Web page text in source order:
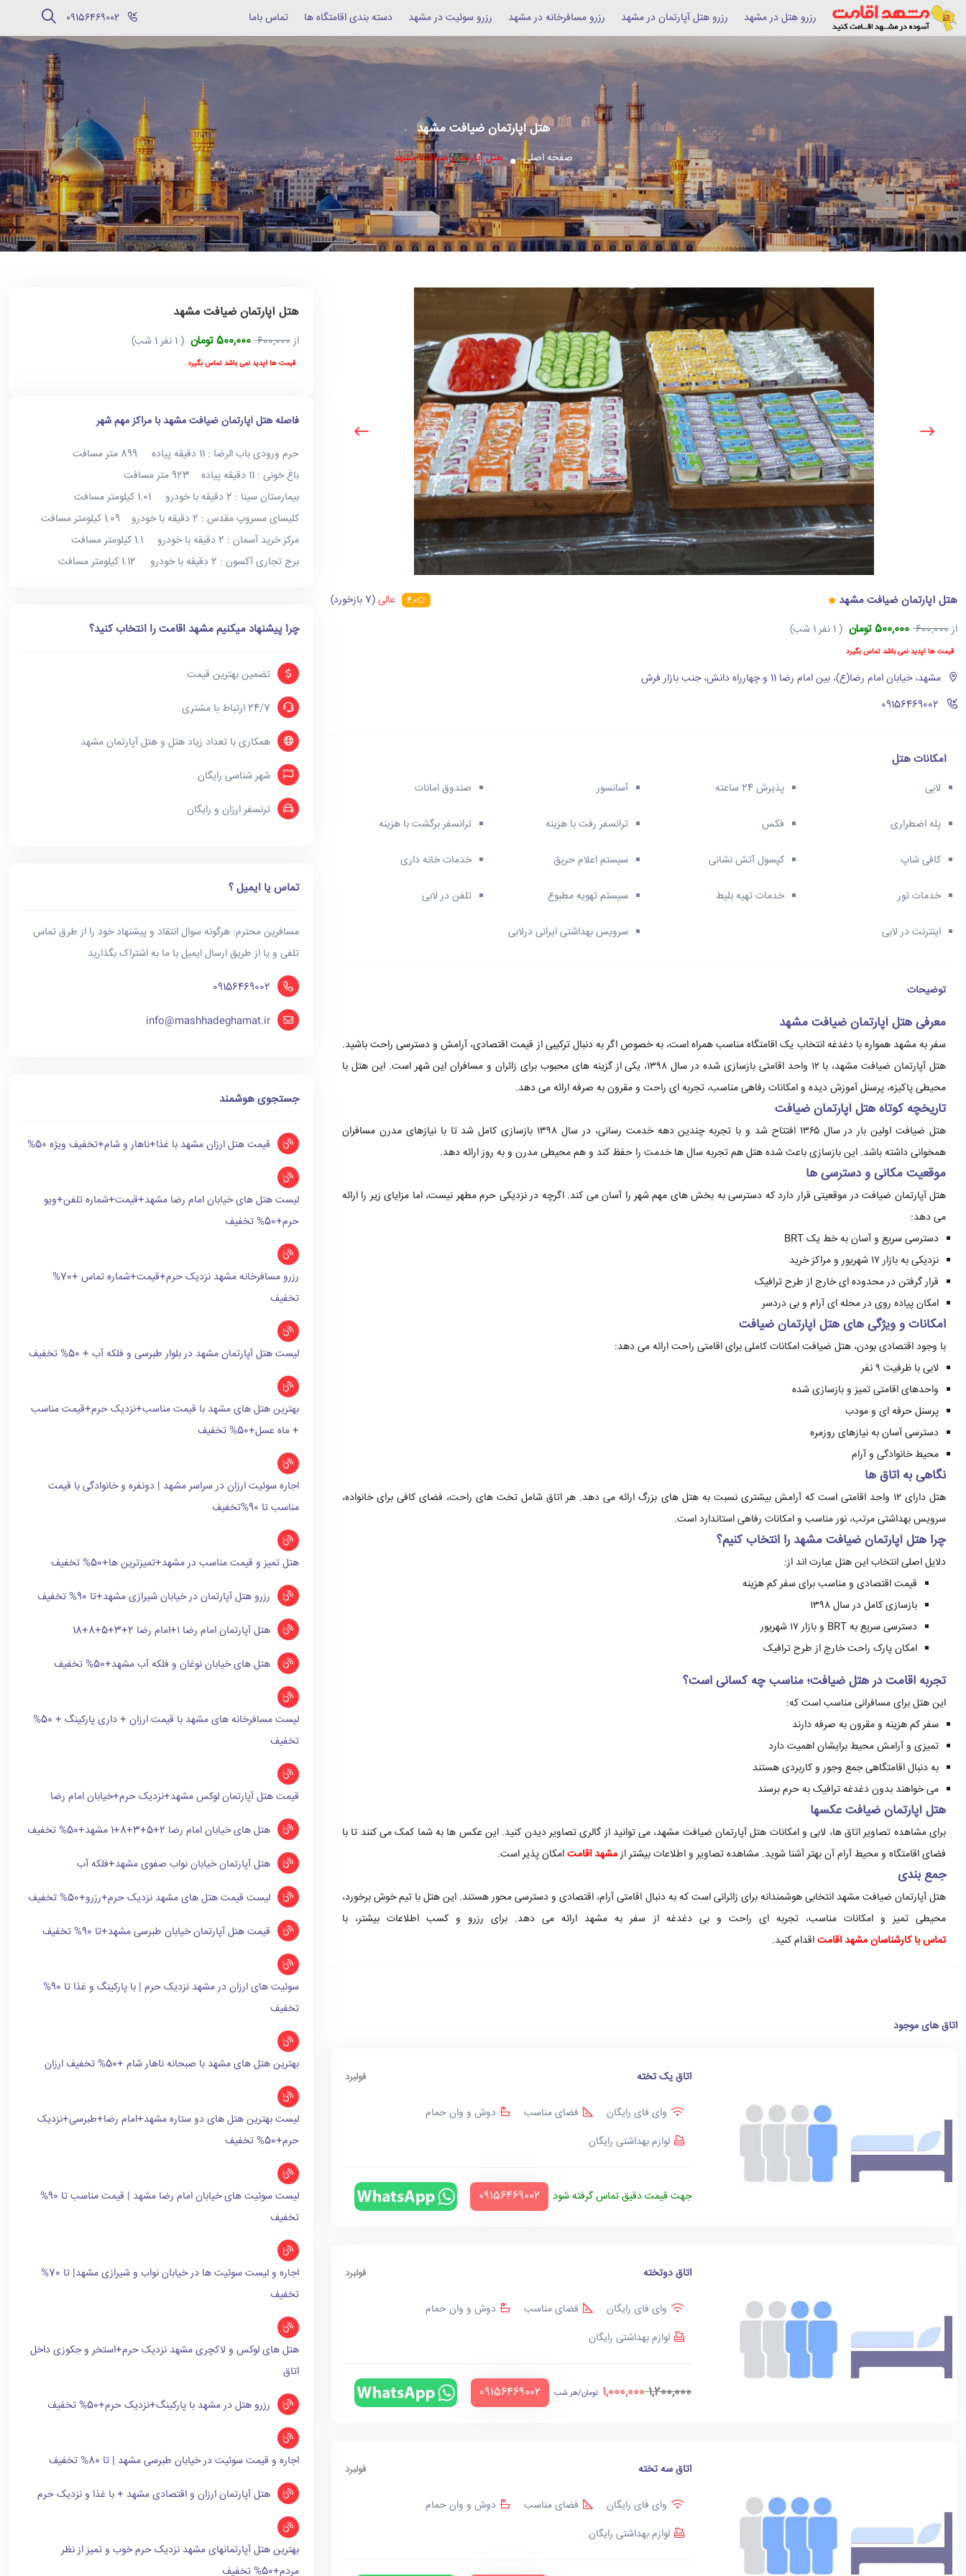
رزرو هتل در مشهد رزرو هتل آپارتمان در مشهد رزرو مسافرخانه در مشهد رزرو سوئیت در مشهد دسته بندی اقامتگاه ها تماس باما
هتل آپارتمان ضیافت مشهد
صفحه اصلی هتل آپارتمان ضیافت مشهد
هتل آپارتمان ضیافت مشهد
از600,000 500,000 تومان ( 1 نفر 1 شب)
قیمت ها آپدید نمی باشد تماس بگیرد
مشهد، خیابان امام رضا(ع)، بین امام رضا 11 و چهارراه دانش، جنب بازار فرش
‪09156469002‬
4.0 عالی(7 بازخورد)
امکانات هتل
لابی پذیرش 24 ساعته آسانسور صندوق امانات
پله اضطراری فکس ترانسفر رفت با هزینه ترانسفر برگشت با هزینه
کافی شاپ کپسول آتش نشانی سیستم اعلام حریق خدمات خانه داری
خدمات تور خدمات تهیه بلیط سیستم تهویه مطبوع تلفن در لابی
اینترنت در لابی سرویس بهداشتی ایرانی درلابی
توضیحات
معرفی هتل آپارتمان ضیافت مشهد
سفر به مشهد همواره با دغدغه انتخاب یک اقامتگاه مناسب همراه است، به خصوص اگر به دنبال ترکیبی از قیمت اقتصادی، آرامش و دسترسی راحت باشید.
هتل آپارتمان ضیافت مشهد، با ۱۲ واحد اقامتی بازسازی شده در سال ۱۳۹۸، یکی از گزینه های محبوب برای زائران و مسافران این شهر است. این هتل با
محیطی پاکیزه، پرسنل آموزش دیده و امکانات رفاهی مناسب، تجربه ای راحت و مقرون به صرفه ارائه می دهد.
تاریخچه کوتاه هتل آپارتمان ضیافت
هتل ضیافت اولین بار در سال ۱۳۶۵ افتتاح شد و با تجربه چندین دهه خدمت رسانی، در سال ۱۳۹۸ بازسازی کامل شد تا با نیازهای مدرن مسافران
همخوانی داشته باشد. این بازسازی باعث شده هتل هم تجربه سال ها خدمت را حفظ کند و هم محیطی مدرن و به روز ارائه دهد.
موقعیت مکانی و دسترسی ها
هتل آپارتمان ضیافت در موقعیتی قرار دارد که دسترسی به بخش های مهم شهر را آسان می کند. اگرچه در نزدیکی حرم مطهر نیست، اما مزایای زیر را ارائه
می دهد:
دسترسی سریع و آسان به خط یک BRT
نزدیکی به بازار ۱۷ شهریور و مراکز خرید
قرار گرفتن در محدوده ای خارج از طرح ترافیک
امکان پیاده روی در محله ای آرام و بی دردسر
امکانات و ویژگی های هتل آپارتمان ضیافت
با وجود اقتصادی بودن، هتل ضیافت امکانات کاملی برای اقامتی راحت ارائه می دهد:
لابی با ظرفیت ۹ نفر
واحدهای اقامتی تمیز و بازسازی شده
پرسنل حرفه ای و مودب
دسترسی آسان به نیازهای روزمره
محیط خانوادگی و آرام
نگاهی به اتاق ها
هتل دارای ۱۲ واحد اقامتی است که آرامش بیشتری نسبت به هتل های بزرگ ارائه می دهد. هر اتاق شامل تخت های راحت، فضای کافی برای خانواده،
سرویس بهداشتی مرتب، نور مناسب و امکانات رفاهی استاندارد است.
چرا هتل آپارتمان ضیافت مشهد را انتخاب کنیم؟
دلایل اصلی انتخاب این هتل عبارت اند از:
قیمت اقتصادی و مناسب برای سفر کم هزینه
بازسازی کامل در سال ۱۳۹۸
دسترسی سریع به BRT و بازار ۱۷ شهریور
امکان پارک راحت خارج از طرح ترافیک
تجربه اقامت در هتل ضیافت؛ مناسب چه کسانی است؟
این هتل برای مسافرانی مناسب است که:
سفر کم هزینه و مقرون به صرفه دارند
تمیزی و آرامش محیط برایشان اهمیت دارد
به دنبال اقامتگاهی جمع وجور و کاربردی هستند
می خواهند بدون دغدغه ترافیک به حرم برسند
هتل آپارتمان ضیافت عکسها
برای مشاهده تصاویر اتاق ها، لابی و امکانات هتل آپارتمان ضیافت مشهد، می توانید از گالری تصاویر دیدن کنید. این عکس ها به شما کمک می کنند تا با
فضای اقامتگاه و محیط آرام آن بهتر آشنا شوید. مشاهده تصاویر و اطلاعات بیشتر ازمشهد اقامتامکان پذیر است.
جمع بندی
هتل آپارتمان ضیافت مشهد انتخابی هوشمندانه برای زائرانی است که به دنبال اقامتی آرام، اقتصادی و دسترسی محور هستند. این هتل با تیم خوش برخورد،
محیطی تمیز و امکانات مناسب، تجربه ای راحت و بی دغدغه از سفر به مشهد ارائه می دهد. برای رزرو و کسب اطلاعات بیشتر، با
تماس با کارشناسان مشهد اقامتاقدام کنید.
اتاق های موجود
اتاق یک تخته فولبرد
وای فای رایگان فضای مناسب
دوش و وان حمام
لوازم بهداشتی رایگان
جهت قیمت دقیق تماس گرفته شود ‪09156469002‬
اتاق دوتخته فولبرد
وای فای رایگان فضای مناسب
دوش و وان حمام
لوازم بهداشتی رایگان
1,200,000
1,000,000 تومان/هر شب ‪09156469002‬
اتاق سه تخته فولبرد
وای فای رایگان فضای مناسب
دوش و وان حمام
لوازم بهداشتی رایگان
هتل آپارتمان ضیافت مشهد
از600,000 500,000 تومان ( 1 نفر 1 شب)
قیمت ها آپدید نمی باشد تماس بگیرد
فاصله هتل آپارتمان ضیافت مشهد با مراکز مهم شهر
حرم ورودی باب الرضا : 11 دقیقه پیاده 899 متر مسافت
باغ خونی : 11 دقیقه پیاده 923 متر مسافت
بیمارستان سینا : 2 دقیقه با خودرو 1.01 کیلومتر مسافت
کلیسای مسروپ مقدس : 2 دقیقه با خودرو 1.09 کیلومتر مسافت
مرکز خرید آسمان : 2 دقیقه با خودرو 1.1 کیلومتر مسافت
برج تجاری آکسون : 2 دقیقه با خودرو 1.12 کیلومتر مسافت
چرا پیشنهاد میکنیم مشهد اقامت را انتخاب کنید؟
تضمین بهترین قیمت
24/7 ارتباط با مشتری
همکاری با تعداد زیاد هتل و هتل آپارتمان مشهد
شهر شناسی رایگان
ترنسفر ارزان و رایگان
تماس یا ایمیل ؟
مسافرین محترم: هرگونه سوال انتقاد و پیشنهاد خود را از طرق تماس
تلفی و یا از طریق ارسال ایمیل با ما به اشتراک بگذارید
09156469002
info@mashhadeghamat.ir
جستجوی هوشمند
قیمت هتل ارزان مشهد با غذا+ناهار و شام+تخفیف ویژه 50%
لیست هتل های خیابان امام رضا مشهد+قیمت+شماره تلفن+ویو
حرم+50% تخفیف
رزرو مسافرخانه مشهد نزدیک حرم+قیمت+شماره تماس +70%
تخفیف
لیست هتل آپارتمان مشهد در بلوار طبرسی و فلکه آب + 50% تخفیف
بهترین هتل های مشهد با قیمت مناسب+نزدیک حرم+قیمت مناسب
+ ماه عسل+50% تخفیف
اجاره سوئیت ارزان در سراسر مشهد | دونفره و خانوادگی با قیمت
مناسب تا 90%تخفیف
هتل تمیز و قیمت مناسب در مشهد+تمیزترین ها+50% تخفیف
رزرو هتل آپارتمان در خیابان شیرازی مشهد+تا 90% تخفیف
هتل آپارتمان امام رضا ۱+امام رضا 2+3+5+8+18
هتل های خیابان نوغان و فلکه آب مشهد+50% تخفیف
لیست مسافرخانه های مشهد با قیمت ارزان + داری پارکینگ + 50%
تخفیف
قیمت هتل آپارتمان لوکس مشهد+نزدیک حرم+خیابان امام رضا
هتل های خیابان امام رضا 2+5+3+8+1 مشهد+50% تخفیف
هتل آپارتمان خیابان نواب صفوی مشهد+فلکه آب
لیست قیمت هتل های مشهد نزدیک حرم+رزرو+50% تخفیف
قیمت هتل آپارتمان خیابان طبرسی مشهد+تا 90% تخفیف
سوئیت های ارزان در مشهد نزدیک حرم | با پارکینگ و غذا تا 90%
تخفیف
بهترین هتل های مشهد با صبحانه ناهار شام +50% تخفیف ارزان
لیست بهترین هتل های دو ستاره مشهد+امام رضا+طبرسی+نزدیک
حرم+50% تخفیف
لیست سوئیت های خیابان امام رضا مشهد | قیمت مناسب تا 90%
تخفیف
اجاره و لیست سوئیت ها در خیابان نواب و شیرازی مشهد| تا 70%
تخفیف
هتل های لوکس و لاکچری مشهد نزدیک حرم+استخر و جکوزی داخل
اتاق
رزرو هتل در مشهد با پارکینگ+نزدیک حرم+50% تخفیف
اجاره و قیمت سوئیت در خیابان طبرسی مشهد | تا 80% تخفیف
هتل آپارتمان ارزان و اقتصادی مشهد + با غذا و نزدیک حرم
بهترین هتل آپارتمانهای مشهد نزدیک حرم خوب و تمیز از نظر
مردم+50% تخفیف